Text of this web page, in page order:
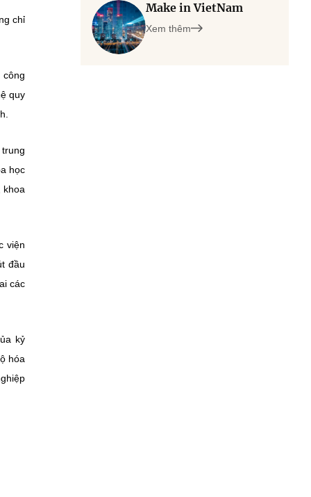
chỉ
quy
học
khoa
viện
đầu
các
kỷ
hóa
Make in VietNam
Xem thêm